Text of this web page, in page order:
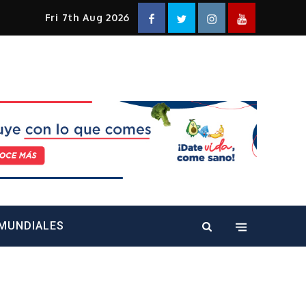
Fri 7th Aug 2026 FacebookTwitterInstagramYouTube